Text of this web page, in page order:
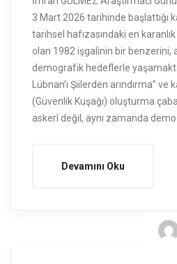
3 Mart 2026 tarihinde başlattığı
tarihsel hafızasındaki en
olan 1982 işgalinin bir benzerini,
demografik hedeflerle
Lübnan’ı Şiilerden arındırma” ve
(Güvenlik Kuşağı) oluşturma
askerî değil, aynı zamanda
Devamını Oku